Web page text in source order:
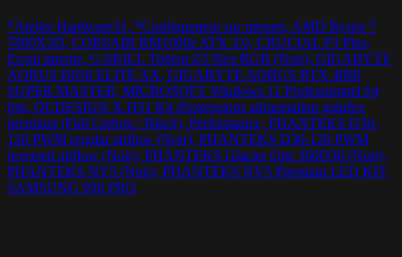
*Atelier Hardware31, *Configurateur sur mesure, AMD Ryzen 7
7800X3D, CORSAIR RM1000e ATX 3.0, CRUCIAL P3 Plus,
Ecran interne, G.SKILL Trident Z5 Neo RGB (Noir), GIGABYTE
AORUS B650 ELITE AX, GIGABYTE AORUS RTX 4080
SUPER MASTER, MICROSOFT Windows 11 Professionnel 64
bits, OCDESIGN X H31 Kit d'extensions alimentation gainées
premium (Full Carbon / Black), Performance, PHANTEKS D30-
120 PWM regular airflow (Noir), PHANTEKS D30-120 PWM
reversed airflow (Noir), PHANTEKS Glacier One 360D30 (Noir),
PHANTEKS NV5 (Noir), PHANTEKS NV5 Premium LED KIT,
SAMSUNG 990 PRO